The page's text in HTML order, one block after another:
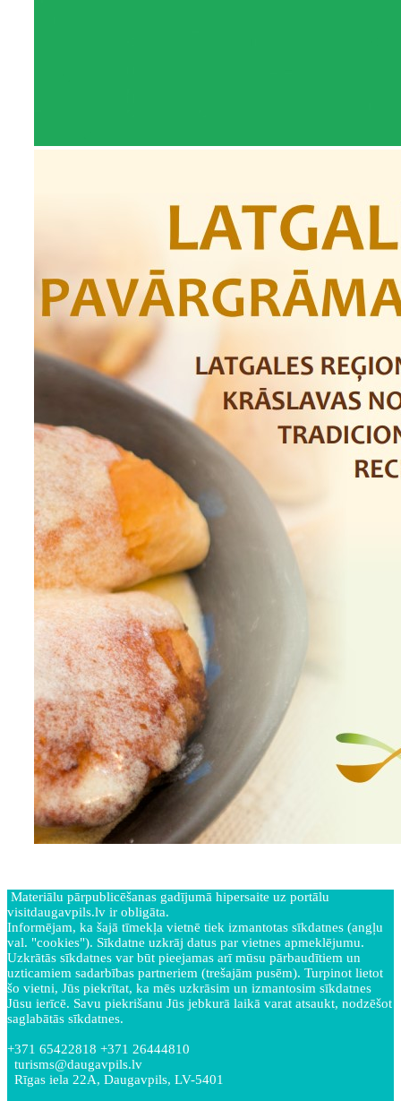
Materiālu pārpublicēšanas gadījumā hipersaite uz portālu
visitdaugavpils.lv ir obligāta.
Informējam, ka šajā tīmekļa vietnē tiek izmantotas sīkdatnes (angļu
val. "cookies"). Sīkdatne uzkrāj datus par vietnes apmeklējumu.
Uzkrātās sīkdatnes var būt pieejamas arī mūsu pārbaudītiem un
uzticamiem sadarbības partneriem (trešajām pusēm). Turpinot lietot
šo vietni, Jūs piekrītat, ka mēs uzkrāsim un izmantosim sīkdatnes
Jūsu ierīcē. Savu piekrišanu Jūs jebkurā laikā varat atsaukt, nodzēšot
saglabātās sīkdatnes.
+371 65422818 +371 26444810
turisms@daugavpils.lv
Rīgas iela 22A, Daugavpils, LV-5401